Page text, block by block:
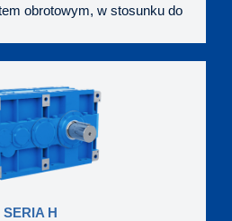
obrotowym, w stosunku do
wnętrza przekładni i
olej lepiej i dłużej zachowuje
co jest korzystne dla trwałości
i całej przekładni.
SERIA H